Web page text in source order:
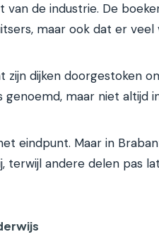
van de industrie. De
maar ook dat er veel
zijn dijken doorgestoken
maar niet altijd
eindpunt. Maar in
terwijl andere delen pas